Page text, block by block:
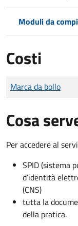
Moduli da
Costi
Tipo di pagamento
Importo
Marca da bollo
Cosa
Per accedere al
SPID (sistema
d’identità
(CNS)
tutta la
della pratica.